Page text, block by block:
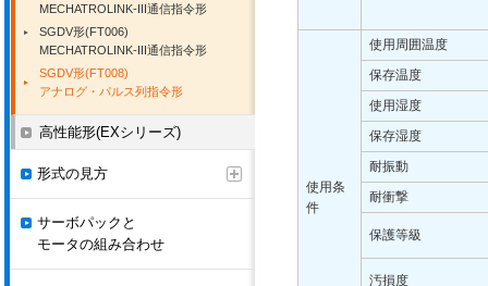
使用条
件
使用周囲温度
保存温度
使用湿度
保存湿度
耐振動
耐衝撃
保護等級
汚損度
MECHATROLINK-III通信指令形
SGDV形(FT006)
MECHATROLINK-III通信指令形
SGDV形(FT008)
アナログ・パルス列指令形
高性能形(EXシリーズ)
形式の見方
サーボパックと
モータの組み合わせ